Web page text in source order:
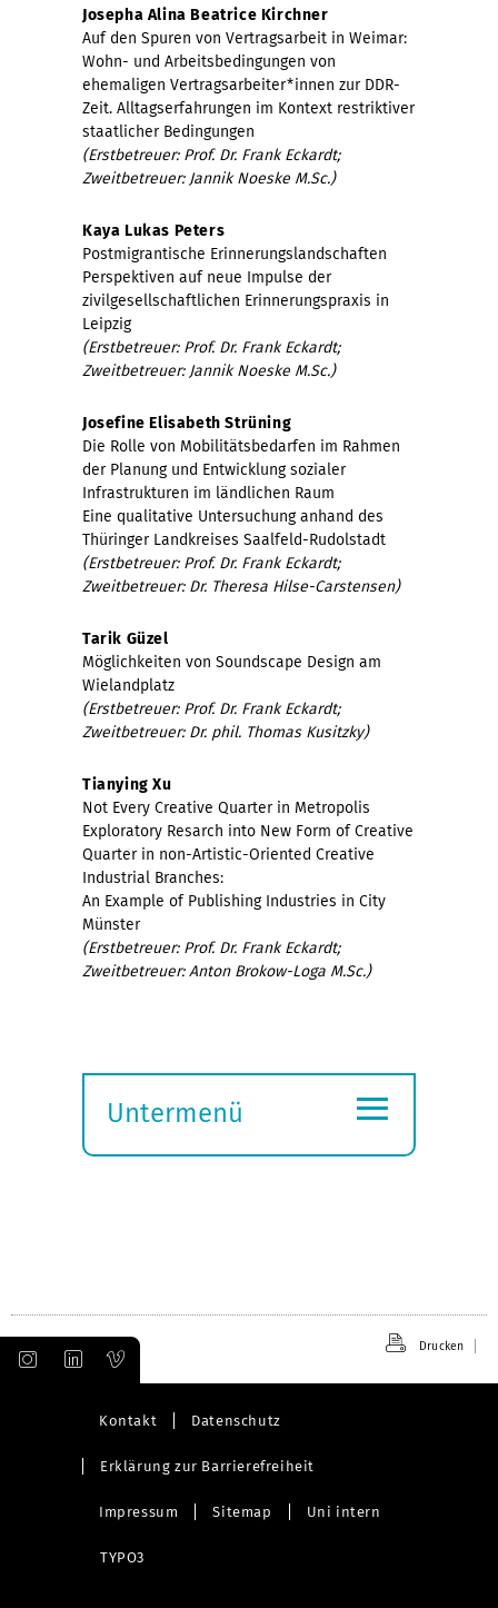
Josepha Alina Beatrice Kirchner
Auf den Spuren von Vertragsarbeit in Weimar:
Wohn- und Arbeitsbedingungen von
ehemaligen Vertragsarbeiter*innen zur DDR-
Zeit. Alltagserfahrungen im Kontext restriktiver
staatlicher Bedingungen
(Erstbetreuer: Prof. Dr. Frank Eckardt;
Zweitbetreuer: Jannik Noeske M.Sc.)
Kaya Lukas Peters
Postmigrantische Erinnerungslandschaften
Perspektiven auf neue Impulse der
zivilgesellschaftlichen Erinnerungspraxis in
Leipzig
(Erstbetreuer: Prof. Dr. Frank Eckardt;
Zweitbetreuer: Jannik Noeske M.Sc.)
Josefine Elisabeth Strüning
Die Rolle von Mobilitätsbedarfen im Rahmen
der Planung und Entwicklung sozialer
Infrastrukturen im ländlichen Raum
Eine qualitative Untersuchung anhand des
Thüringer Landkreises Saalfeld-Rudolstadt
(Erstbetreuer: Prof. Dr. Frank Eckardt;
Zweitbetreuer: Dr. Theresa Hilse-Carstensen)
Tarik Güzel
Möglichkeiten von Soundscape Design am
Wielandplatz
(Erstbetreuer: Prof. Dr. Frank Eckardt;
Zweitbetreuer: Dr. phil. Thomas Kusitzky)
Tianying Xu
Not Every Creative Quarter in Metropolis
Exploratory Resarch into New Form of Creative
Quarter in non-Artistic-Oriented Creative
Industrial Branches:
An Example of Publishing Industries in City
Münster
(Erstbetreuer: Prof. Dr. Frank Eckardt;
Zweitbetreuer: Anton Brokow-Loga M.Sc.)
Untermenü
≡
Drucken
Kontakt Datenschutz
Erklärung zur Barrierefreiheit
Impressum Sitemap Uni intern
TYPO3